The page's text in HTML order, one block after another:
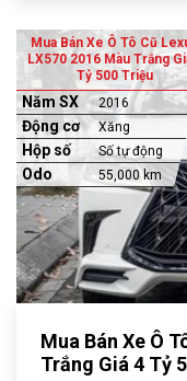
Mua Bán Xe Ô Tô Cũ
LX570 2016 Màu Trắng
Tỷ 500 Triệu
Năm SX 2016
Động cơ Xăng
Hộp số Số tự động
Odo 55,000 km
Mua Bán Xe Ô
Trắng Giá 4 Tỷ